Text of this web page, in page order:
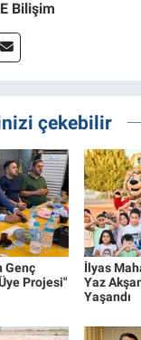
Bilişim
çekebilir
Genç
Projesi"
İlyas
Yaz
Yaşandı